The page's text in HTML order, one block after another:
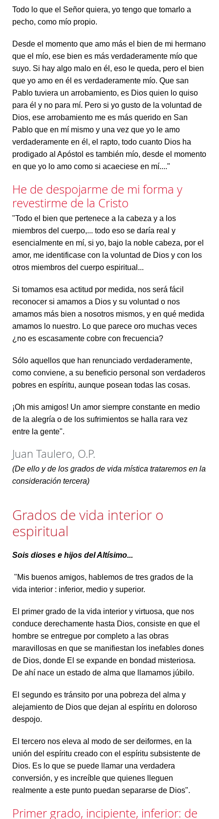
Todo lo que el Señor quiera, yo tengo que tomarlo a
pecho, como mío propio.
Desde el momento que amo más el bien de mi hermano
que el mío, ese bien es más verdaderamente mío que
suyo. Si hay algo malo en él, eso le queda, pero el bien
que yo amo en él es verdaderamente mío. Que san
Pablo tuviera un arrobamiento, es Dios quien lo quiso
para él y no para mí. Pero si yo gusto de la voluntad de
Dios, ese arrobamiento me es más querido en San
Pablo que en mí mismo y una vez que yo le amo
verdaderamente en él, el rapto, todo cuanto Dios ha
prodigado al Apóstol es también mío, desde el momento
en que yo lo amo como si acaeciese en mí...."
He de despojarme de mi forma y
revestirme de la Cristo
"Todo el bien que pertenece a la cabeza y a los
miembros del cuerpo,... todo eso se daría real y
esencialmente en mí, si yo, bajo la noble cabeza, por el
amor, me identificase con la voluntad de Dios y con los
otros miembros del cuerpo espiritual...
Si tomamos esa actitud por medida, nos será fácil
reconocer si amamos a Dios y su voluntad o nos
amamos más bien a nosotros mismos, y en qué medida
amamos lo nuestro. Lo que parece oro muchas veces
¿no es escasamente cobre con frecuencia?
Sólo aquellos que han renunciado verdaderamente,
como conviene, a su beneficio personal son verdaderos
pobres en espíritu, aunque posean todas las cosas.
¡Oh mis amigos! Un amor siempre constante en medio
de la alegría o de los sufrimientos se halla rara vez
entre la gente".
Juan Taulero, O.P.
(De ello y de los grados de vida mística trataremos en la
consideración tercera)
Grados de vida interior o
espiritual
Sois dioses e hijos del Altísimo...
"Mis buenos amigos, hablemos de tres grados de la
vida interior : inferior, medio y superior.
El primer grado de la vida interior y virtuosa, que nos
conduce derechamente hasta Dios, consiste en que el
hombre se entregue por completo a las obras
maravillosas en que se manifiestan los inefables dones
de Dios, donde El se expande en bondad misteriosa.
De ahí nace un estado de alma que llamamos júbilo.
El segundo es tránsito por una pobreza del alma y
alejamiento de Dios que dejan al espíritu en doloroso
despojo.
El tercero nos eleva al modo de ser deiformes, en la
unión del espíritu creado con el espíritu subsistente de
Dios. Es lo que se puede llamar una verdadera
conversión, y es increíble que quienes lleguen
realmente a este punto puedan separarse de Dios".
Primer grado, incipiente, inferior: de